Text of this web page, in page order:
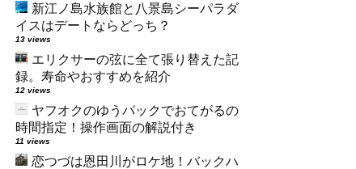
新江ノ島水族館と八景島シーパラダ
イスはデートならどっち？
13 views
エリクサーの弦に全て張り替えた記
録。寿命やおすすめを紹介
12 views
ヤフオクのゆうパックでおてがるの
時間指定！操作画面の解説付き
11 views
恋つづは恩田川がロケ地！バックハ